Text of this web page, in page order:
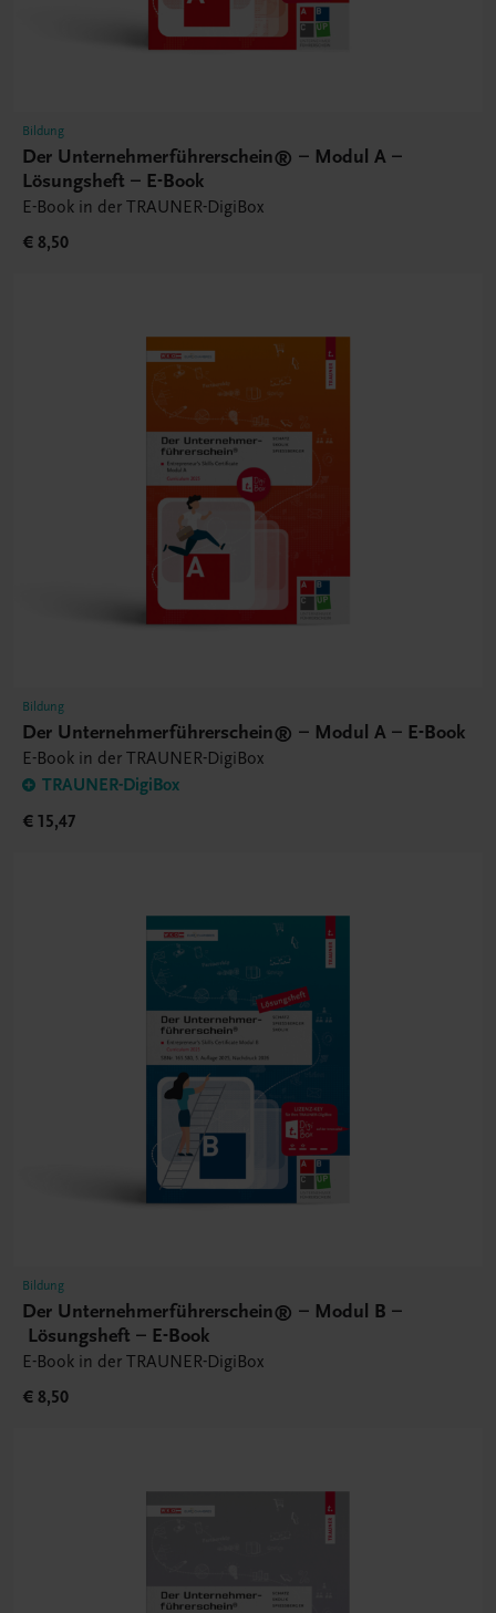
Bildung
Der Unternehmerführerschein® – Modul A –
Lösungsheft – E-Book
E-Book in der TRAUNER-DigiBox
€ 8,50
Bildung
Der Unternehmerführerschein® – Modul A – E-Book
E-Book in der TRAUNER-DigiBox
TRAUNER-DigiBox
€ 15,47
Bildung
Der Unternehmerführerschein® – Modul B –
Lösungsheft – E-Book
E-Book in der TRAUNER-DigiBox
€ 8,50